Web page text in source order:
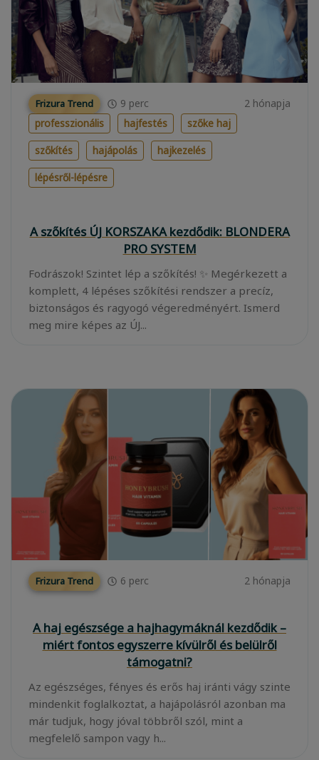
Frizura Trend 9 perc
2 hónapja
professzionális
hajfestés
szőke haj
szőkítés
hajápolás
hajkezelés
lépésről-lépésre
A szőkítés ÚJ KORSZAKA kezdődik: BLONDERA
PRO SYSTEM
Fodrászok! Szintet lép a szőkítés! ✨ Megérkezett a
komplett, 4 lépéses szőkítési rendszer a precíz,
biztonságos és ragyogó végeredményért. Ismerd
meg mire képes az ÚJ...
Frizura Trend 6 perc 2 hónapja
A haj egészsége a hajhagymáknál kezdődik –
miért fontos egyszerre kívülről és belülről
támogatni?
Az egészséges, fényes és erős haj iránti vágy szinte
mindenkit foglalkoztat, a hajápolásról azonban ma
már tudjuk, hogy jóval többről szól, mint a
megfelelő sampon vagy h...